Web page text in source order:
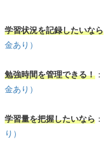
学習状況を記録したいなら
金あり）
勉強時間を管理できる！ ：
金あり）
学習量を把握したいなら ：
り）